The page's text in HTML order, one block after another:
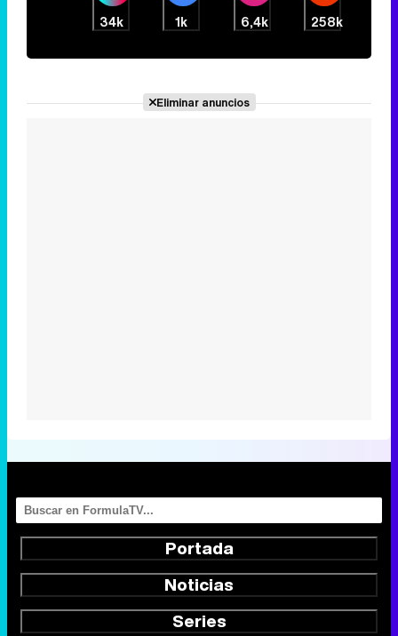
34k 1k 6,4k 258k
Eliminar anuncios
Portada
Noticias
Series